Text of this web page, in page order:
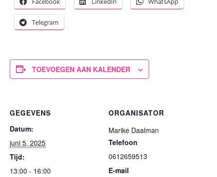
Telegram
TOEVOEGEN AAN KALENDER
GEGEVENS
Datum:
juni 5, 2025
Tijd:
13:00 - 16:00
ORGANISATOR
Marike Daalman
Telefoon
0612659513
E-mail